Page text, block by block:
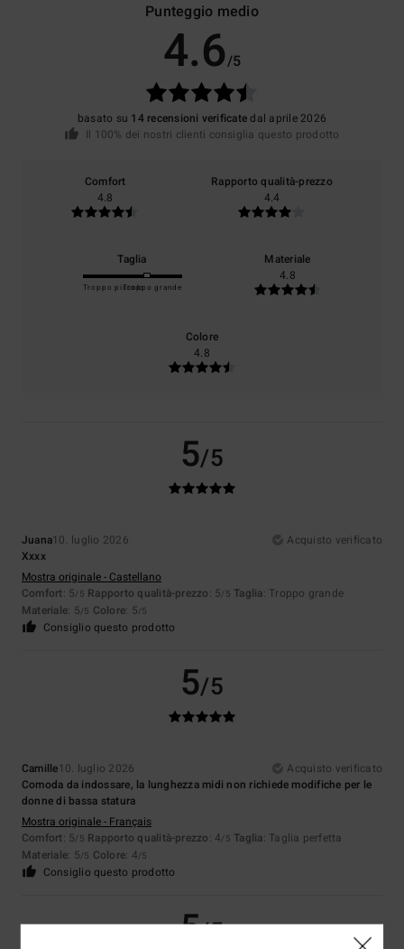
Punteggio medio
4.6/5
basato su 14 recensioni verificatedal aprile 2026
Il 100% dei nostri clienti consiglia questo prodotto
Comfort
4.8
Rapporto qualità-prezzo
4.4
Taglia
Troppo piccoloTroppo grande
Materiale
4.8
Colore
4.8
5/5
Juana10. luglio 2026
Acquisto verificato
Xxxx
Mostra originale - Castellano
Comfort: 5/5 Rapporto qualità-prezzo: 5/5 Taglia: Troppo grande
Materiale: 5/5 Colore: 5/5
Consiglio questo prodotto
5/5
Camille10. luglio 2026
Acquisto verificato
Comoda da indossare, la lunghezza midi non richiede modifiche per le
donne di bassa statura
Mostra originale - Français
Comfort: 5/5 Rapporto qualità-prezzo: 4/5 Taglia: Taglia perfetta
Materiale: 5/5 Colore: 4/5
Consiglio questo prodotto
5/5